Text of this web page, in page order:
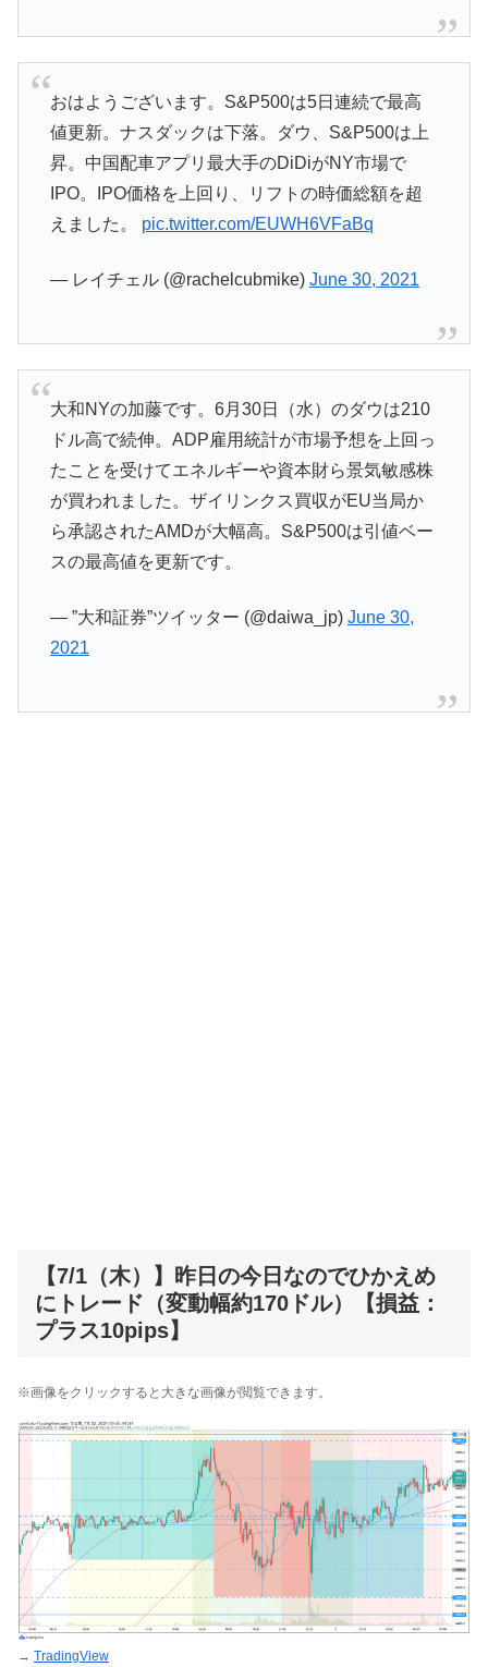
おはようございます。S&P500は5日連続で最高
値更新。ナスダックは下落。ダウ、S&P500は上
昇。中国配車アプリ最大手のDiDiがNY市場で
IPO。IPO価格を上回り、リフトの時価総額を超
えました。 pic.twitter.com/EUWH6VFaBq
— レイチェル (@rachelcubmike) June 30, 2021
大和NYの加藤です。6月30日（水）のダウは210
ドル高で続伸。ADP雇用統計が市場予想を上回っ
たことを受けてエネルギーや資本財ら景気敏感株
が買われました。ザイリンクス買収がEU当局か
ら承認されたAMDが大幅高。S&P500は引値ベー
スの最高値を更新です。
— ”大和証券”ツイッター (@daiwa_jp) June 30,
2021
【7/1（木）】昨日の今日なのでひかえめ
にトレード（変動幅約170ドル）【損益：
プラス10pips】
※画像をクリックすると大きな画像が閲覧できます。
→ TradingView